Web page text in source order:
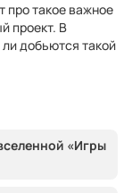
про такое важное
проект. В
добьются такой
«Игры